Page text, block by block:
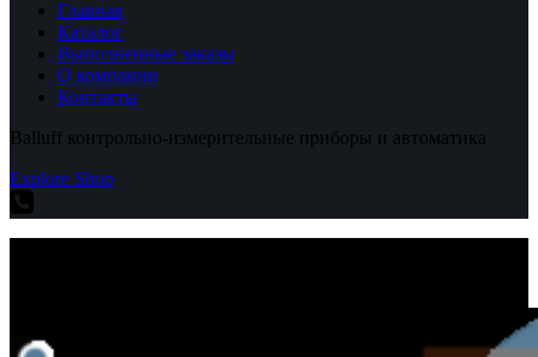
найденоГлавная
Каталог
Выполненные заказы
О компании
Контакты
Balluff контрольно-измерительные приборы и автоматика
Explore Shop